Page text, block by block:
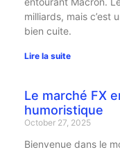
milliards, mais c’est
bien cuite.
Lire la suite
Le marché FX
humoristique
October 27, 2025
Bienvenue dans le